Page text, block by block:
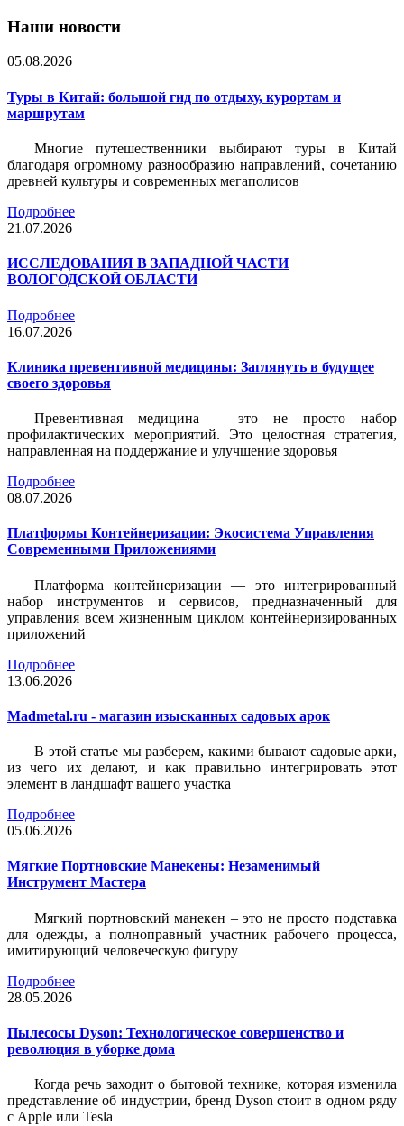
Наши новости
05.08.2026
Туры в Китай: большой гид по отдыху, курортам и
маршрутам
Многие путешественники выбирают туры в Китай
благодаря огромному разнообразию направлений, сочетанию
древней культуры и современных мегаполисов
Подробнее
21.07.2026
ИССЛЕДОВАНИЯ В ЗАПАДНОЙ ЧАСТИ
ВОЛОГОДСКОЙ ОБЛАСТИ
Подробнее
16.07.2026
Клиника превентивной медицины: Заглянуть в будущее
своего здоровья
Превентивная медицина – это не просто набор
профилактических мероприятий. Это целостная стратегия,
направленная на поддержание и улучшение здоровья
Подробнее
08.07.2026
Платформы Контейнеризации: Экосистема Управления
Современными Приложениями
Платформа контейнеризации — это интегрированный
набор инструментов и сервисов, предназначенный для
управления всем жизненным циклом контейнеризированных
приложений
Подробнее
13.06.2026
Madmetal.ru - магазин изысканных садовых арок
В этой статье мы разберем, какими бывают садовые арки,
из чего их делают, и как правильно интегрировать этот
элемент в ландшафт вашего участка
Подробнее
05.06.2026
Мягкие Портновские Манекены: Незаменимый
Инструмент Мастера
Мягкий портновский манекен – это не просто подставка
для одежды, а полноправный участник рабочего процесса,
имитирующий человеческую фигуру
Подробнее
28.05.2026
Пылесосы Dyson: Технологическое совершенство и
революция в уборке дома
Когда речь заходит о бытовой технике, которая изменила
представление об индустрии, бренд Dyson стоит в одном ряду
с Apple или Tesla